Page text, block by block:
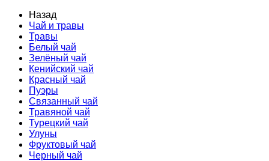
Назад
Чай и травы
Травы
Белый чай
Зелёный чай
Кенийский чай
Красный чай
Пуэры
Связанный чай
Травяной чай
Турецкий чай
Улуны
Фруктовый чай
Черный чай